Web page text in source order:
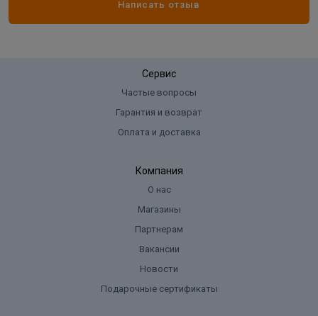
Написать отзыв
Сервис
Частые вопросы
Гарантия и возврат
Оплата и доставка
Компания
О нас
Магазины
Партнерам
Вакансии
Новости
Подарочные сертификаты